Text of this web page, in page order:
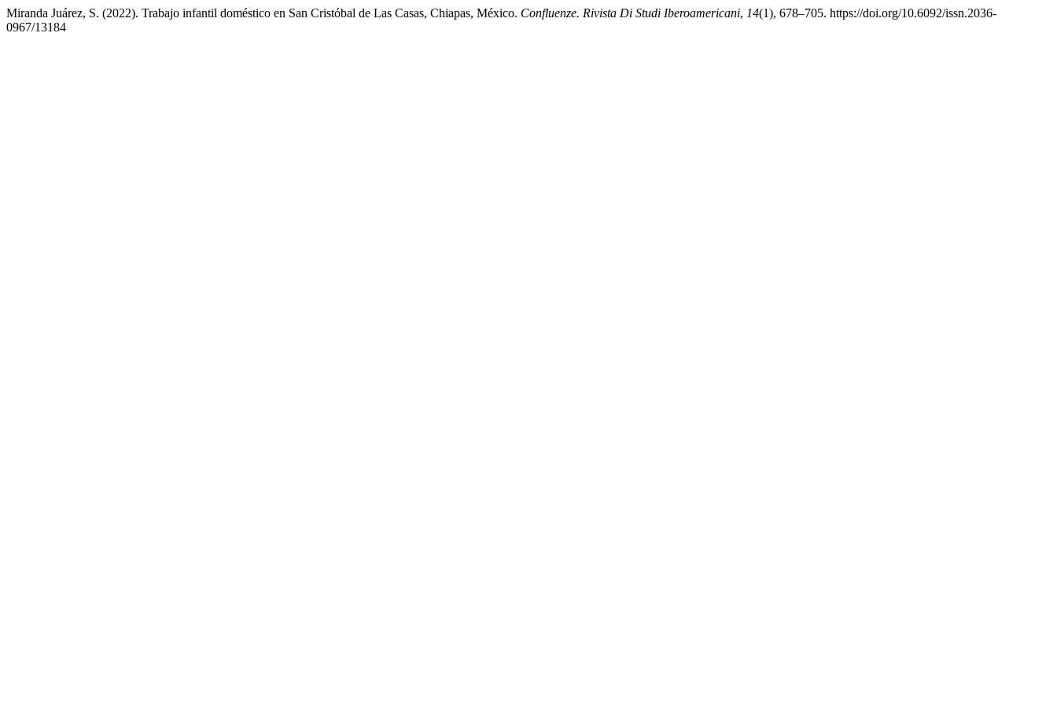
Miranda Juárez, S. (2022). Trabajo infantil doméstico en San Cristóbal de Las Casas, Chiapas, México. Confluenze. Rivista Di Studi Iberoamericani, 14(1), 678–705. https://doi.org/10.6092/issn.2036-
0967/13184